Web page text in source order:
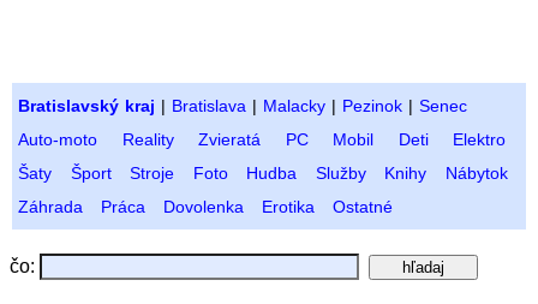
Bratislavský kraj | Bratislava | Malacky | Pezinok | Senec
Auto-moto
Reality Zvieratá PC Mobil Deti
Elektro
Šaty
Šport Stroje Foto Hudba Služby Knihy
Nábytok
Záhrada
Práca Dovolenka Erotika Ostatné
čo: